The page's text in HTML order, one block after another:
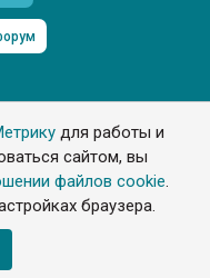
для работы и
сайтом, вы
файлов cookie.
браузера.
защищены
сайта с обязательной